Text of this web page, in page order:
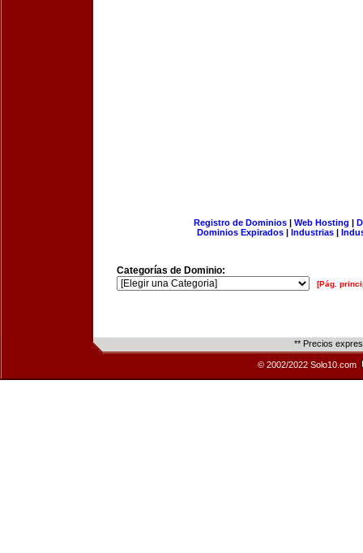
Registro de Dominios| Web Hosting |
Dominios Expirados | Industrias |
Categorías de Dominio:
[Pág.
** Precios
© 2002/2022 Solo10.com